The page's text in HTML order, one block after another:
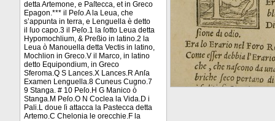
detta Artemone, e Paſtecca, et in Greco
Epagon.*** il Peſo.A la Leua, che
s’appunta in terra, e Lenguella è detto
il ſuo capo.3 il Peſo.1 la ſotto Leua detta
Hypomochlium, & Preßio in latino.2 la
Leua ò Manouella detta Vectis in latino,
Mochlion in Greco.V il Marco, in latino
detto Equipondium, in Greco
Sferoma.Q S Lances.X Lances.R Anſa
Examen Lenguella.8 Cuneus Cugno.7
9 Stanga. # 10 Peſo.H G Manico ò
Stanga.M Peſo.O N Coclea la Vida.D i
Pali.L doue ſi attacca la Pastecca detta
Artemo.C Chelonia le orecchie.F la